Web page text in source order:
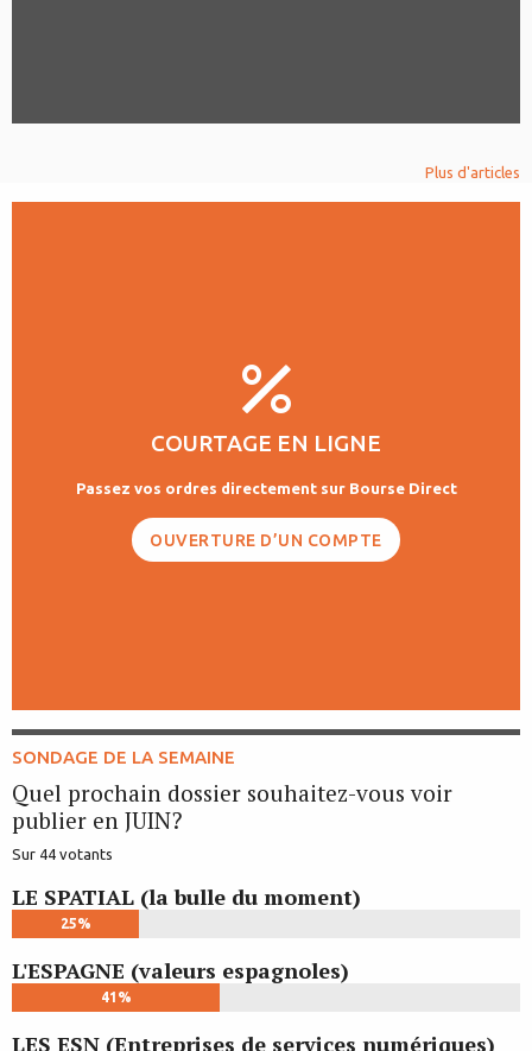
Plus d'articles
COURTAGE EN LIGNE
Passez vos ordres directement sur Bourse Direct
OUVERTURE D’UN COMPTE
SONDAGE DE LA SEMAINE
Quel prochain dossier souhaitez-vous voir
publier en JUIN?
Sur 44 votants
LE SPATIAL (la bulle du moment)
25%
L'ESPAGNE (valeurs espagnoles)
41%
LES ESN (Entreprises de services numériques)